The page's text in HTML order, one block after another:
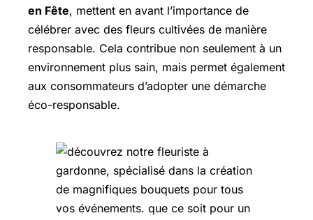
en Fête, mettent en avant l’importance de
célébrer avec des fleurs cultivées de manière
responsable. Cela contribue non seulement à un
environnement plus sain, mais permet également
aux consommateurs d’adopter une démarche
éco-responsable.